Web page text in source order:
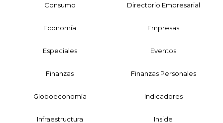
Consumo Directorio Empresarial
Economía Empresas
Especiales Eventos
Finanzas Finanzas Personales
Globoeconomía Indicadores
Infraestructura Inside